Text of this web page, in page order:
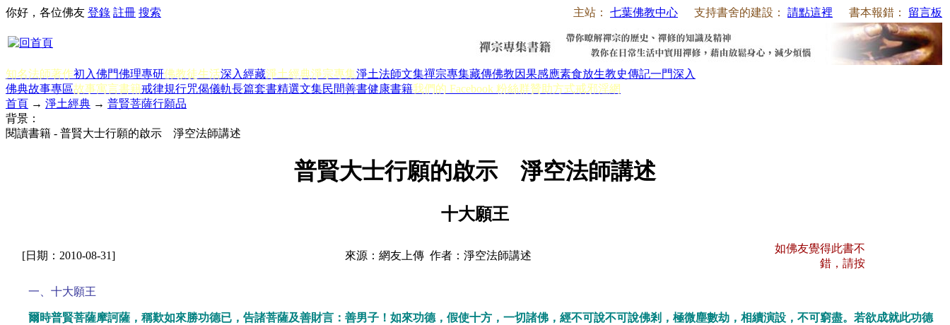
主站： 七葉佛教中心 支持書舍的建設： 請點這裡 書本報錯： 留言板
你好，各位佛友 登錄 註冊 搜索
知名法師著作初入佛門佛理專研佛教徒生活深入經藏淨土經典淨宗專集淨土法師文集禪宗專集藏傳佛教因果感應素食放生教史傳記一門深入
佛典故事專區故事寓言書籍戒律規行咒偈儀軌長篇套書精選文集民間善書健康書籍我們的 Facebook 粉絲群贊助方式戒邪淫網
首頁 → 淨土經典 → 普賢菩薩行願品
背景：
閱讀書籍 - 普賢大士行願的啟示 淨空法師講述
普賢大士行願的啟示 淨空法師講述
十大願王
[日期：2010-08-31] 來源：網友上傳 作者：淨空法師講述
如佛友覺得此書不
錯，請按
一、十大願王
爾時普賢菩薩摩訶薩，稱歎如來勝功德已，告諸菩薩及善財言：善男子！如來功德，假使十方，一切諸佛，經不可說不可說佛剎，極微塵數劫，相續演設，不可窮盡。若欲成就此功德